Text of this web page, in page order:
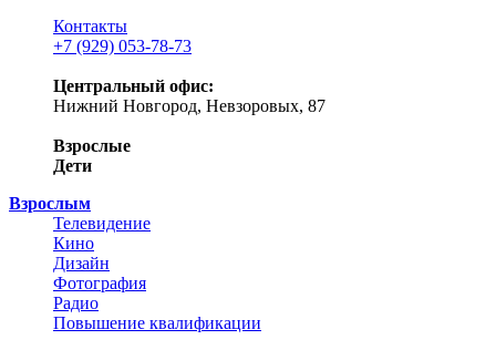
Контакты
+7 (929) 053-78-73
Центральный офис:
Нижний Новгород, Невзоровых, 87
Взрослые
Дети
Взрослым
Телевидение
Кино
Дизайн
Фотография
Радио
Повышение квалификации